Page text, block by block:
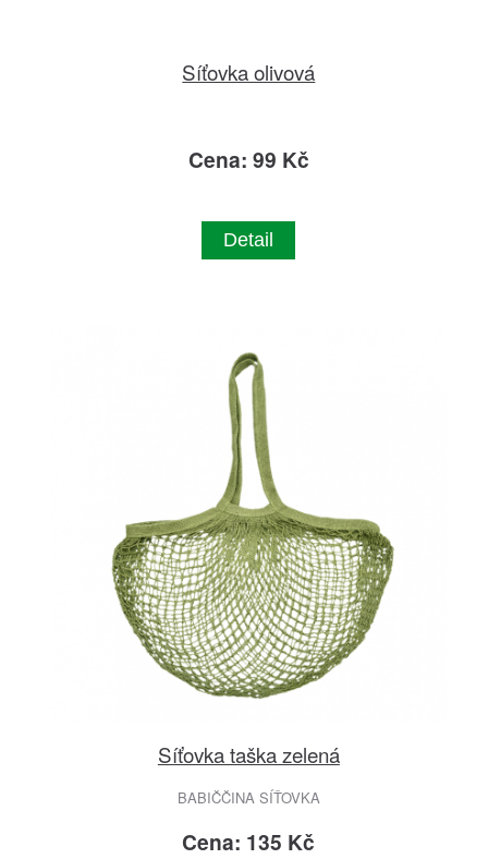
Síťovka olivová
Cena: 99 Kč
Detail
Síťovka taška zelená
BABIČČINA SÍŤOVKA
Cena: 135 Kč